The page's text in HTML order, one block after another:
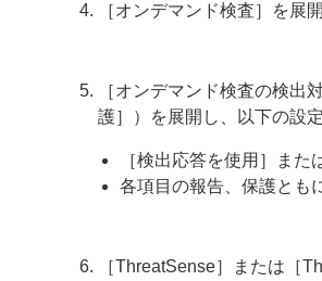
［オンデマンド検査］を展
［オンデマンド検査の検出
護］）を展開し、以下の設
［検出応答を使用］ま
各項目の報告、保護とも
［ThreatSense］または［